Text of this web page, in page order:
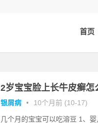
首页
2岁宝宝脸上长牛皮癣
银屑病 • 10个月前 (10-17)
几个月的宝宝可以吃溶豆 1、